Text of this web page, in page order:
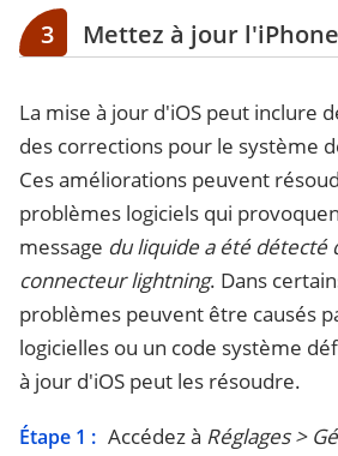
3 Mettez à jour l'iPhone
La mise à jour d'iOS peut inclure
des corrections pour le système
Ces améliorations peuvent
problèmes logiciels qui
message du liquide a été détecté
connecteur lightning. Dans
problèmes peuvent être causés
logicielles ou un code système
à jour d'iOS peut les résoudre.
Étape 1 : Accédez à Réglages >